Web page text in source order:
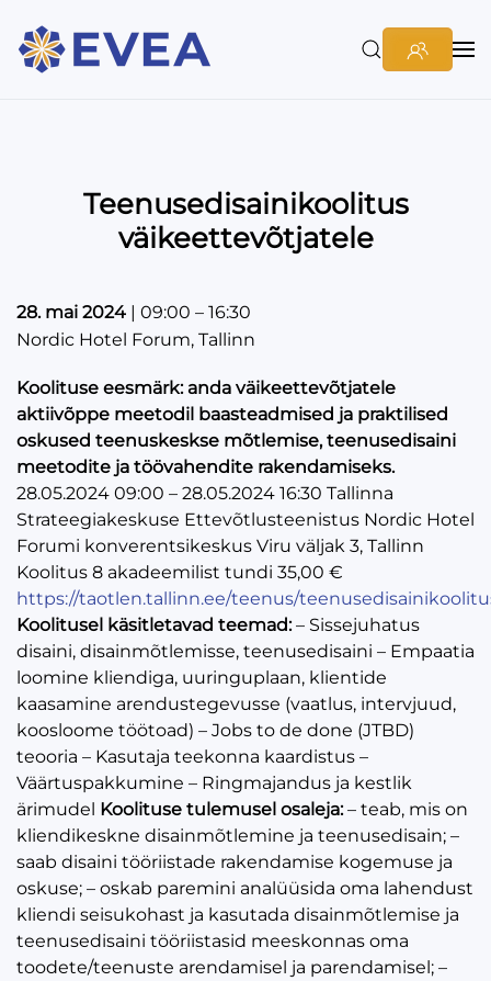
Teenusedisainikoolitus
väikeettevõtjatele
28. mai 2024 | 09:00 – 16:30
Nordic Hotel Forum, Tallinn
Koolituse eesmärk: anda väikeettevõtjatele
aktiivõppe meetodil baasteadmised ja praktilised
oskused teenuskeskse mõtlemise, teenusedisaini
meetodite ja töövahendite rakendamiseks.
28.05.2024 09:00 – 28.05.2024 16:30 Tallinna
Strateegiakeskuse Ettevõtlusteenistus Nordic Hotel
Forumi konverentsikeskus Viru väljak 3, Tallinn
Koolitus 8 akadeemilist tundi 35,00 €
https://taotlen.tallinn.ee/teenus/
Koolitusel käsitletavad teemad:– Sissejuhatus
disaini, disainmõtlemisse, teenusedisaini – Empaatia
loomine kliendiga, uuringuplaan, klientide
kaasamine arendustegevusse (vaatlus, intervjuud,
koosloome töötoad) – Jobs to de done (JTBD)
teooria – Kasutaja teekonna kaardistus –
Väärtuspakkumine – Ringmajandus ja kestlik
ärimudel Koolituse tulemusel osaleja:– teab, mis on
kliendikeskne disainmõtlemine ja teenusedisain; –
saab disaini tööriistade rakendamise kogemuse ja
oskuse; – oskab paremini analüüsida oma lahendust
kliendi seisukohast ja kasutada disainmõtlemise ja
teenusedisaini tööriistasid meeskonnas oma
toodete/teenuste arendamisel ja parendamisel; –